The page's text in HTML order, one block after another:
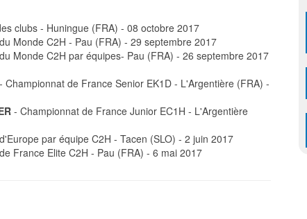
clubs - Huningue (FRA) - 08 octobre 2017
Monde C2H - Pau (FRA) - 29 septembre 2017
Monde C2H par équipes- Pau (FRA) - 26 septembre 2017
- Championnat de France Senior EK1D - L'Argentière (FRA) -
- Championnat de France Junior EC1H - L'Argentière
par équipe C2H - Tacen (SLO) - 2 juin 2017
France Elite C2H - Pau (FRA) - 6 mai 2017